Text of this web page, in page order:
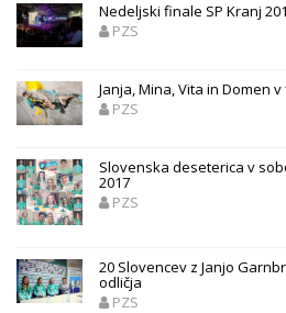
Nedeljski finale SP Kranj
PZS
Janja, Mina, Vita in Domen
PZS
Slovenska deseterica v
2017
PZS
20 Slovencev z Janjo
odličja
PZS